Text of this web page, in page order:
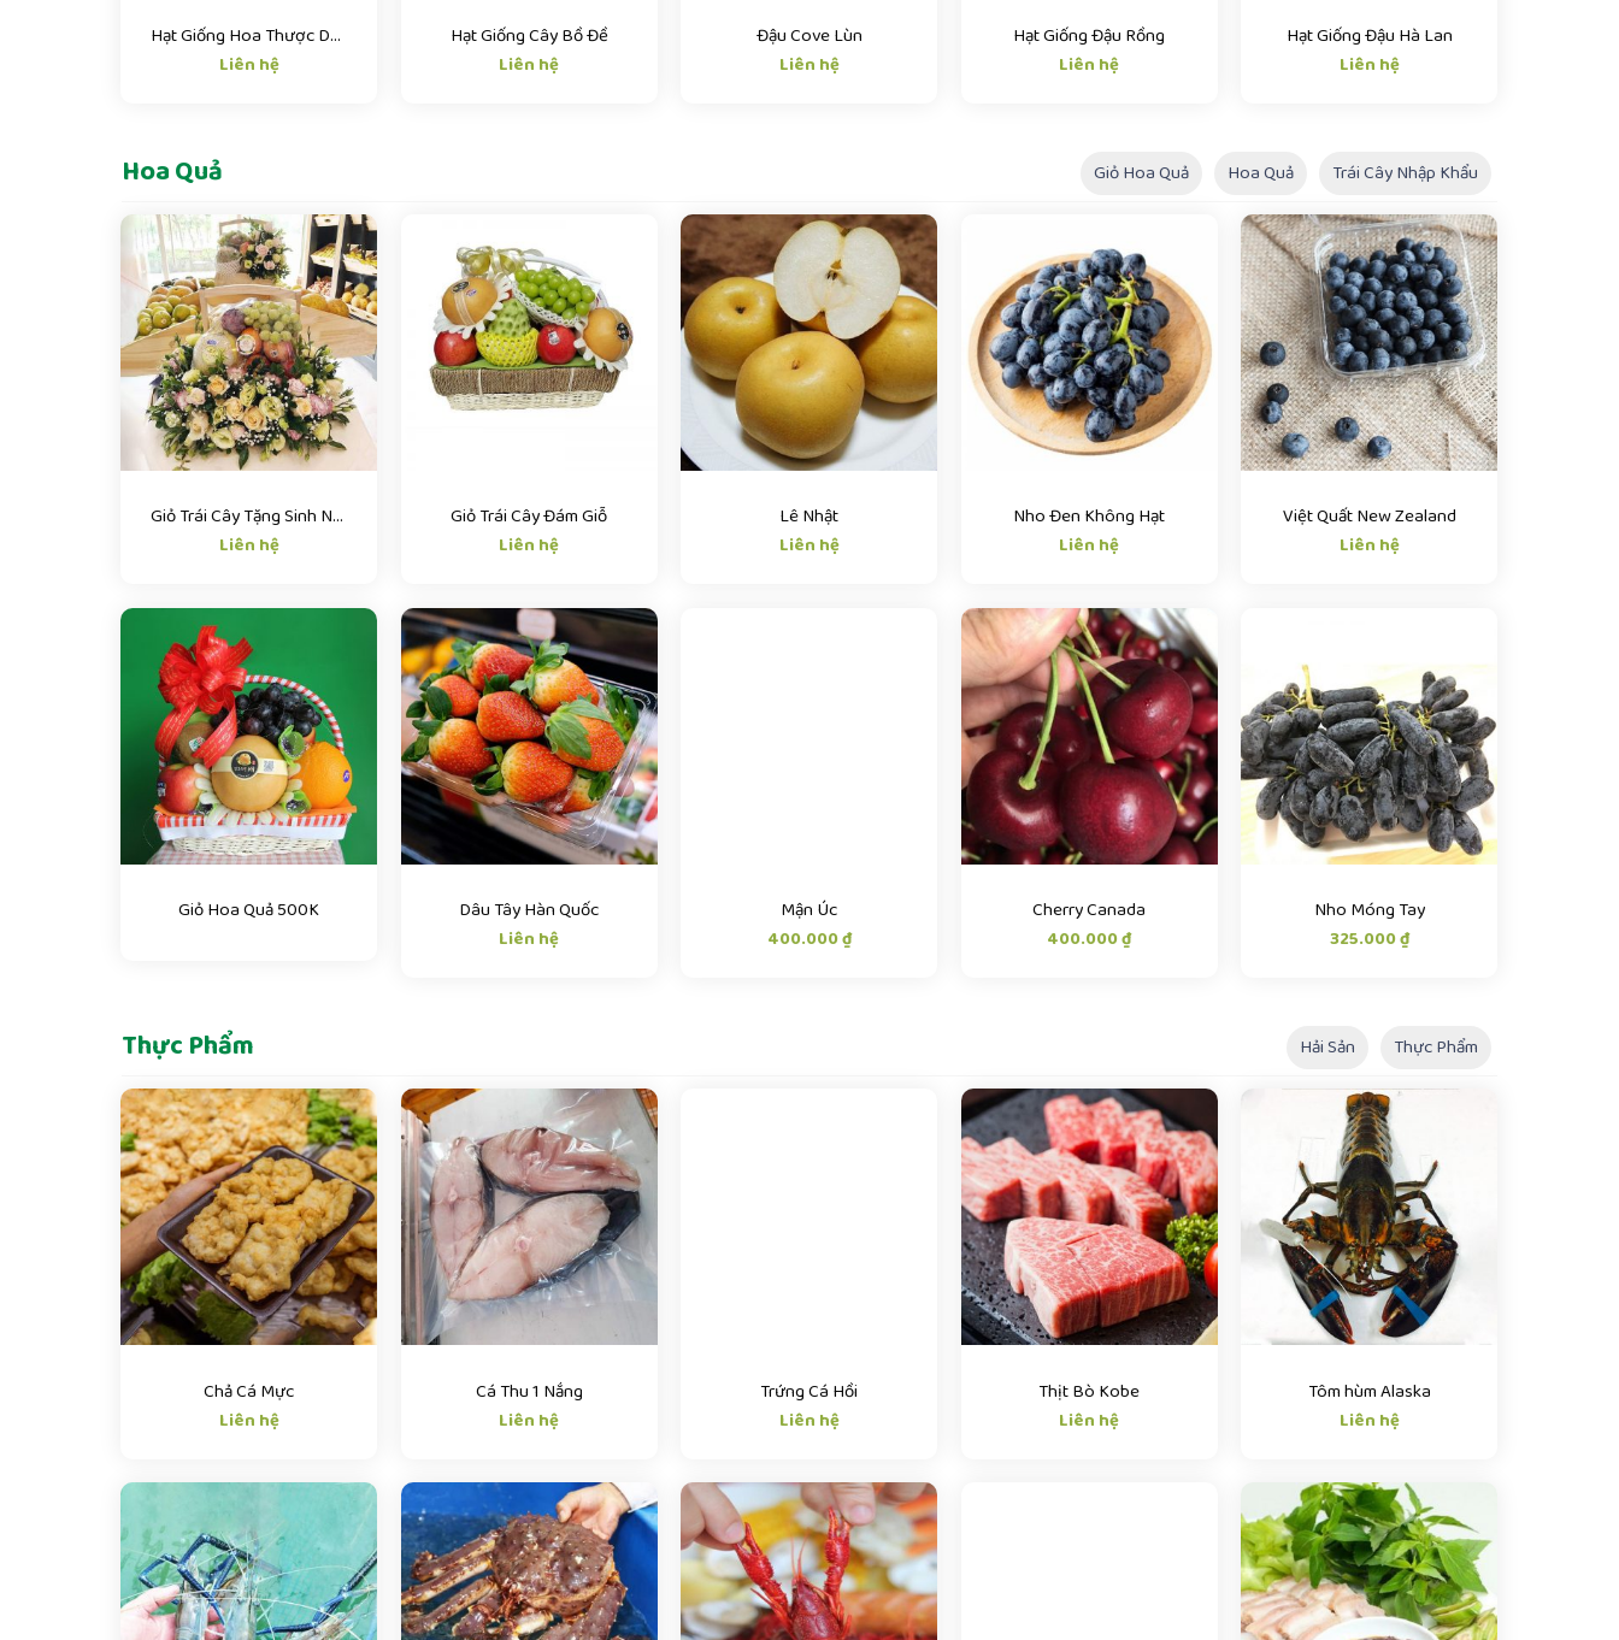
Hạt Giống Hoa Thược Dược
Liên hệ
Hạt Giống Cây Bồ Đề
Liên hệ
Đậu Cove Lùn
Liên hệ
Hạt Giống Đậu Rồng
Liên hệ
Hạt Giống Đậu Hà Lan
Liên hệ
Hoa Quả Giỏ Hoa Quả Hoa Quả Trái Cây Nhập Khẩu
Giỏ Trái Cây Tặng Sinh Nhật
Liên hệ
Giỏ Trái Cây Đám Giỗ
Liên hệ
Lê Nhật
Liên hệ
Nho Đen Không Hạt
Liên hệ
Việt Quất New Zealand
Liên hệ
Giỏ Hoa Quả 500K
Dâu Tây Hàn Quốc
Liên hệ
Mận Úc
400.000₫
Cherry Canada
400.000₫
Nho Móng Tay
325.000₫
Thực Phẩm Hải Sản Thực Phẩm
Chả Cá Mực
Liên hệ
Cá Thu 1 Nắng
Liên hệ
Trứng Cá Hồi
Liên hệ
Thịt Bò Kobe
Liên hệ
Tôm hùm Alaska
Liên hệ